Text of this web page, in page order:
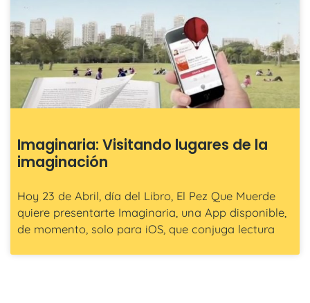
Imaginaria: Visitando lugares de la
imaginación
Hoy 23 de Abril, día del Libro, El Pez Que Muerde
quiere presentarte Imaginaria, una App disponible,
de momento, solo para iOS, que conjuga lectura